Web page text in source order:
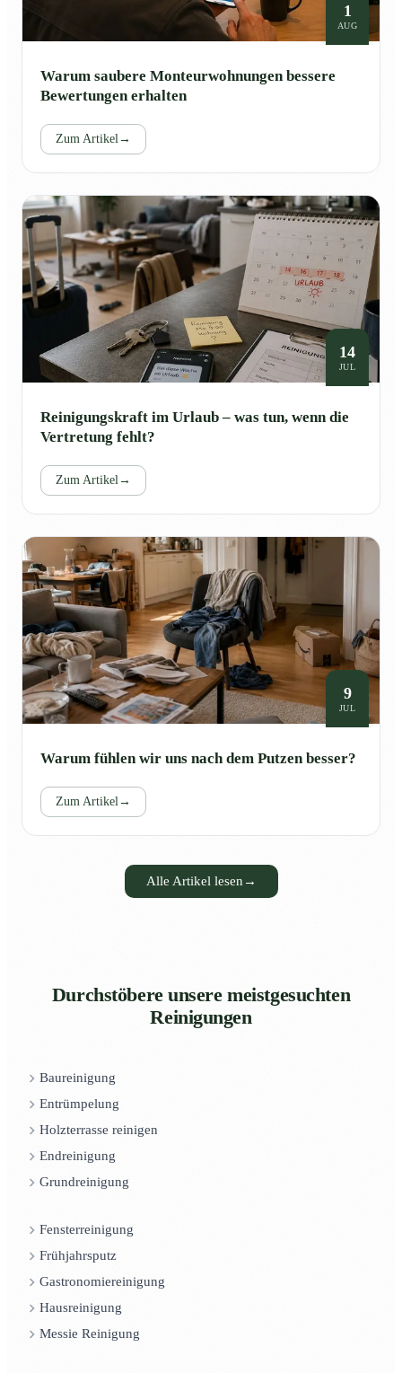
1
AUG
Warum saubere Monteurwohnungen bessere
Bewertungen erhalten
Zum Artikel→
14
JUL
Reinigungskraft im Urlaub – was tun, wenn die
Vertretung fehlt?
Zum Artikel→
9
JUL
Warum fühlen wir uns nach dem Putzen besser?
Zum Artikel→
Alle Artikel lesen →
Durchstöbere unsere meistgesuchten
Reinigungen
Baureinigung
Entrümpelung
Holzterrasse reinigen
Endreinigung
Grundreinigung
Fensterreinigung
Frühjahrsputz
Gastronomiereinigung
Hausreinigung
Messie Reinigung